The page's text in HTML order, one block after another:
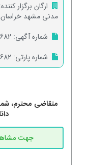
ارگان برگزار کننده:
مدنی مشهد خراسان
شماره آگهی:
شماره پارتی:
متقاضی محترم،